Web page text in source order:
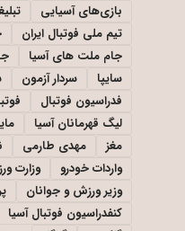
بازی‌های آسیایی
تیم ملی فوتبال ایران
جام ملت های آسیا
سایپا
سردار آزمون
فدراسیون فوتبال
لیگ قهرمانان آسیا
مغز
مهدی طارمی
واردات خودرو
وزارت
وزیر ورزش و جوانان
کنفدراسیون فوتبال آسیا